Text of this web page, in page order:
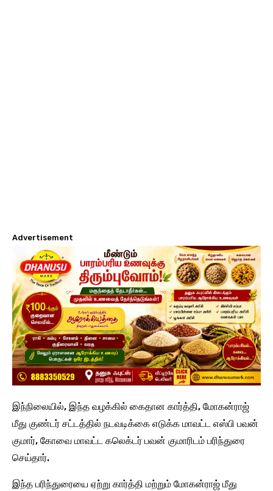
Advertisement
இந்நிலையில், இந்த வழக்கில் கைதான கார்த்தி, மோகன்ராஜ்
மீது குண்டர் சட்டத்தில் நடவடிக்கை எடுக்க மாவட்ட எஸ்பி பவன்
குமார், கோவை மாவட்ட கலெக்டர் பவன் குமாரிடம் பரிந்துரை
செய்தார்.
இந்த பரிந்துரையை ஏற்று கார்த்தி மற்றும் மோகன்ராஜ் மீது